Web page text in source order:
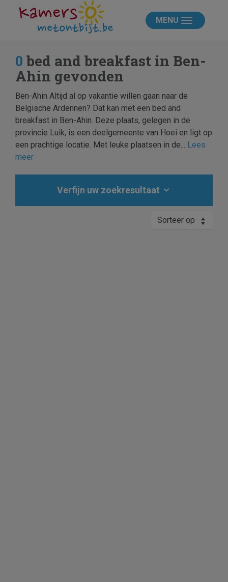
MENU
0 bed and breakfast in Ben-
Ahin gevonden
Ben-Ahin Altijd al op vakantie willen gaan naar de
Belgische Ardennen? Dat kan met een bed and
breakfast in Ben-Ahin. Deze plaats, gelegen in de
provincie Luik, is een deelgemeente van Hoei en ligt op
een prachtige locatie. Met leuke plaatsen in de... Lees
meer
Verfijn uw zoekresultaat
Sorteer op